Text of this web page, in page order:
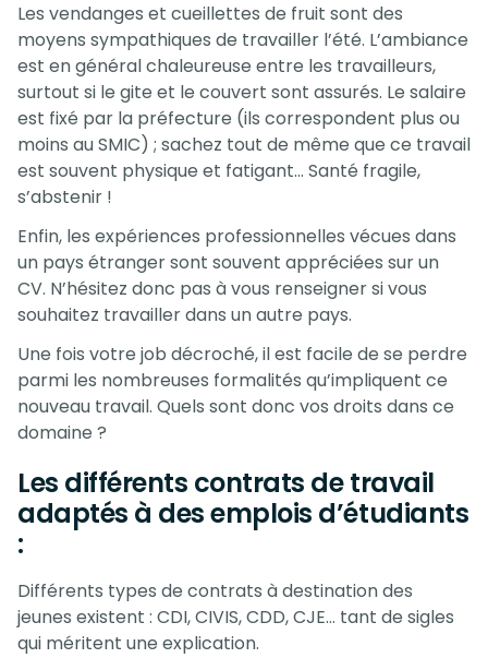
Les vendanges et cueillettes de fruit sont des
moyens sympathiques de travailler l’été. L’ambiance
est en général chaleureuse entre les travailleurs,
surtout si le gite et le couvert sont assurés. Le salaire
est fixé par la préfecture (ils correspondent plus ou
moins au SMIC) ; sachez tout de même que ce travail
est souvent physique et fatigant… Santé fragile,
s’abstenir !
Enfin, les expériences professionnelles vécues dans
un pays étranger sont souvent appréciées sur un
CV. N’hésitez donc pas à vous renseigner si vous
souhaitez travailler dans un autre pays.
Une fois votre job décroché, il est facile de se perdre
parmi les nombreuses formalités qu’impliquent ce
nouveau travail. Quels sont donc vos droits dans ce
domaine ?
Les différents contrats de travail
adaptés à des emplois d’étudiants
:
Différents types de contrats à destination des
jeunes existent : CDI, CIVIS, CDD, CJE… tant de sigles
qui méritent une explication.